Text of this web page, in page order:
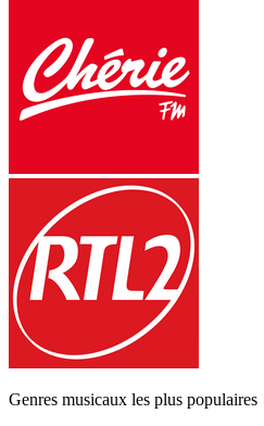
Genres musicaux les plus populaires